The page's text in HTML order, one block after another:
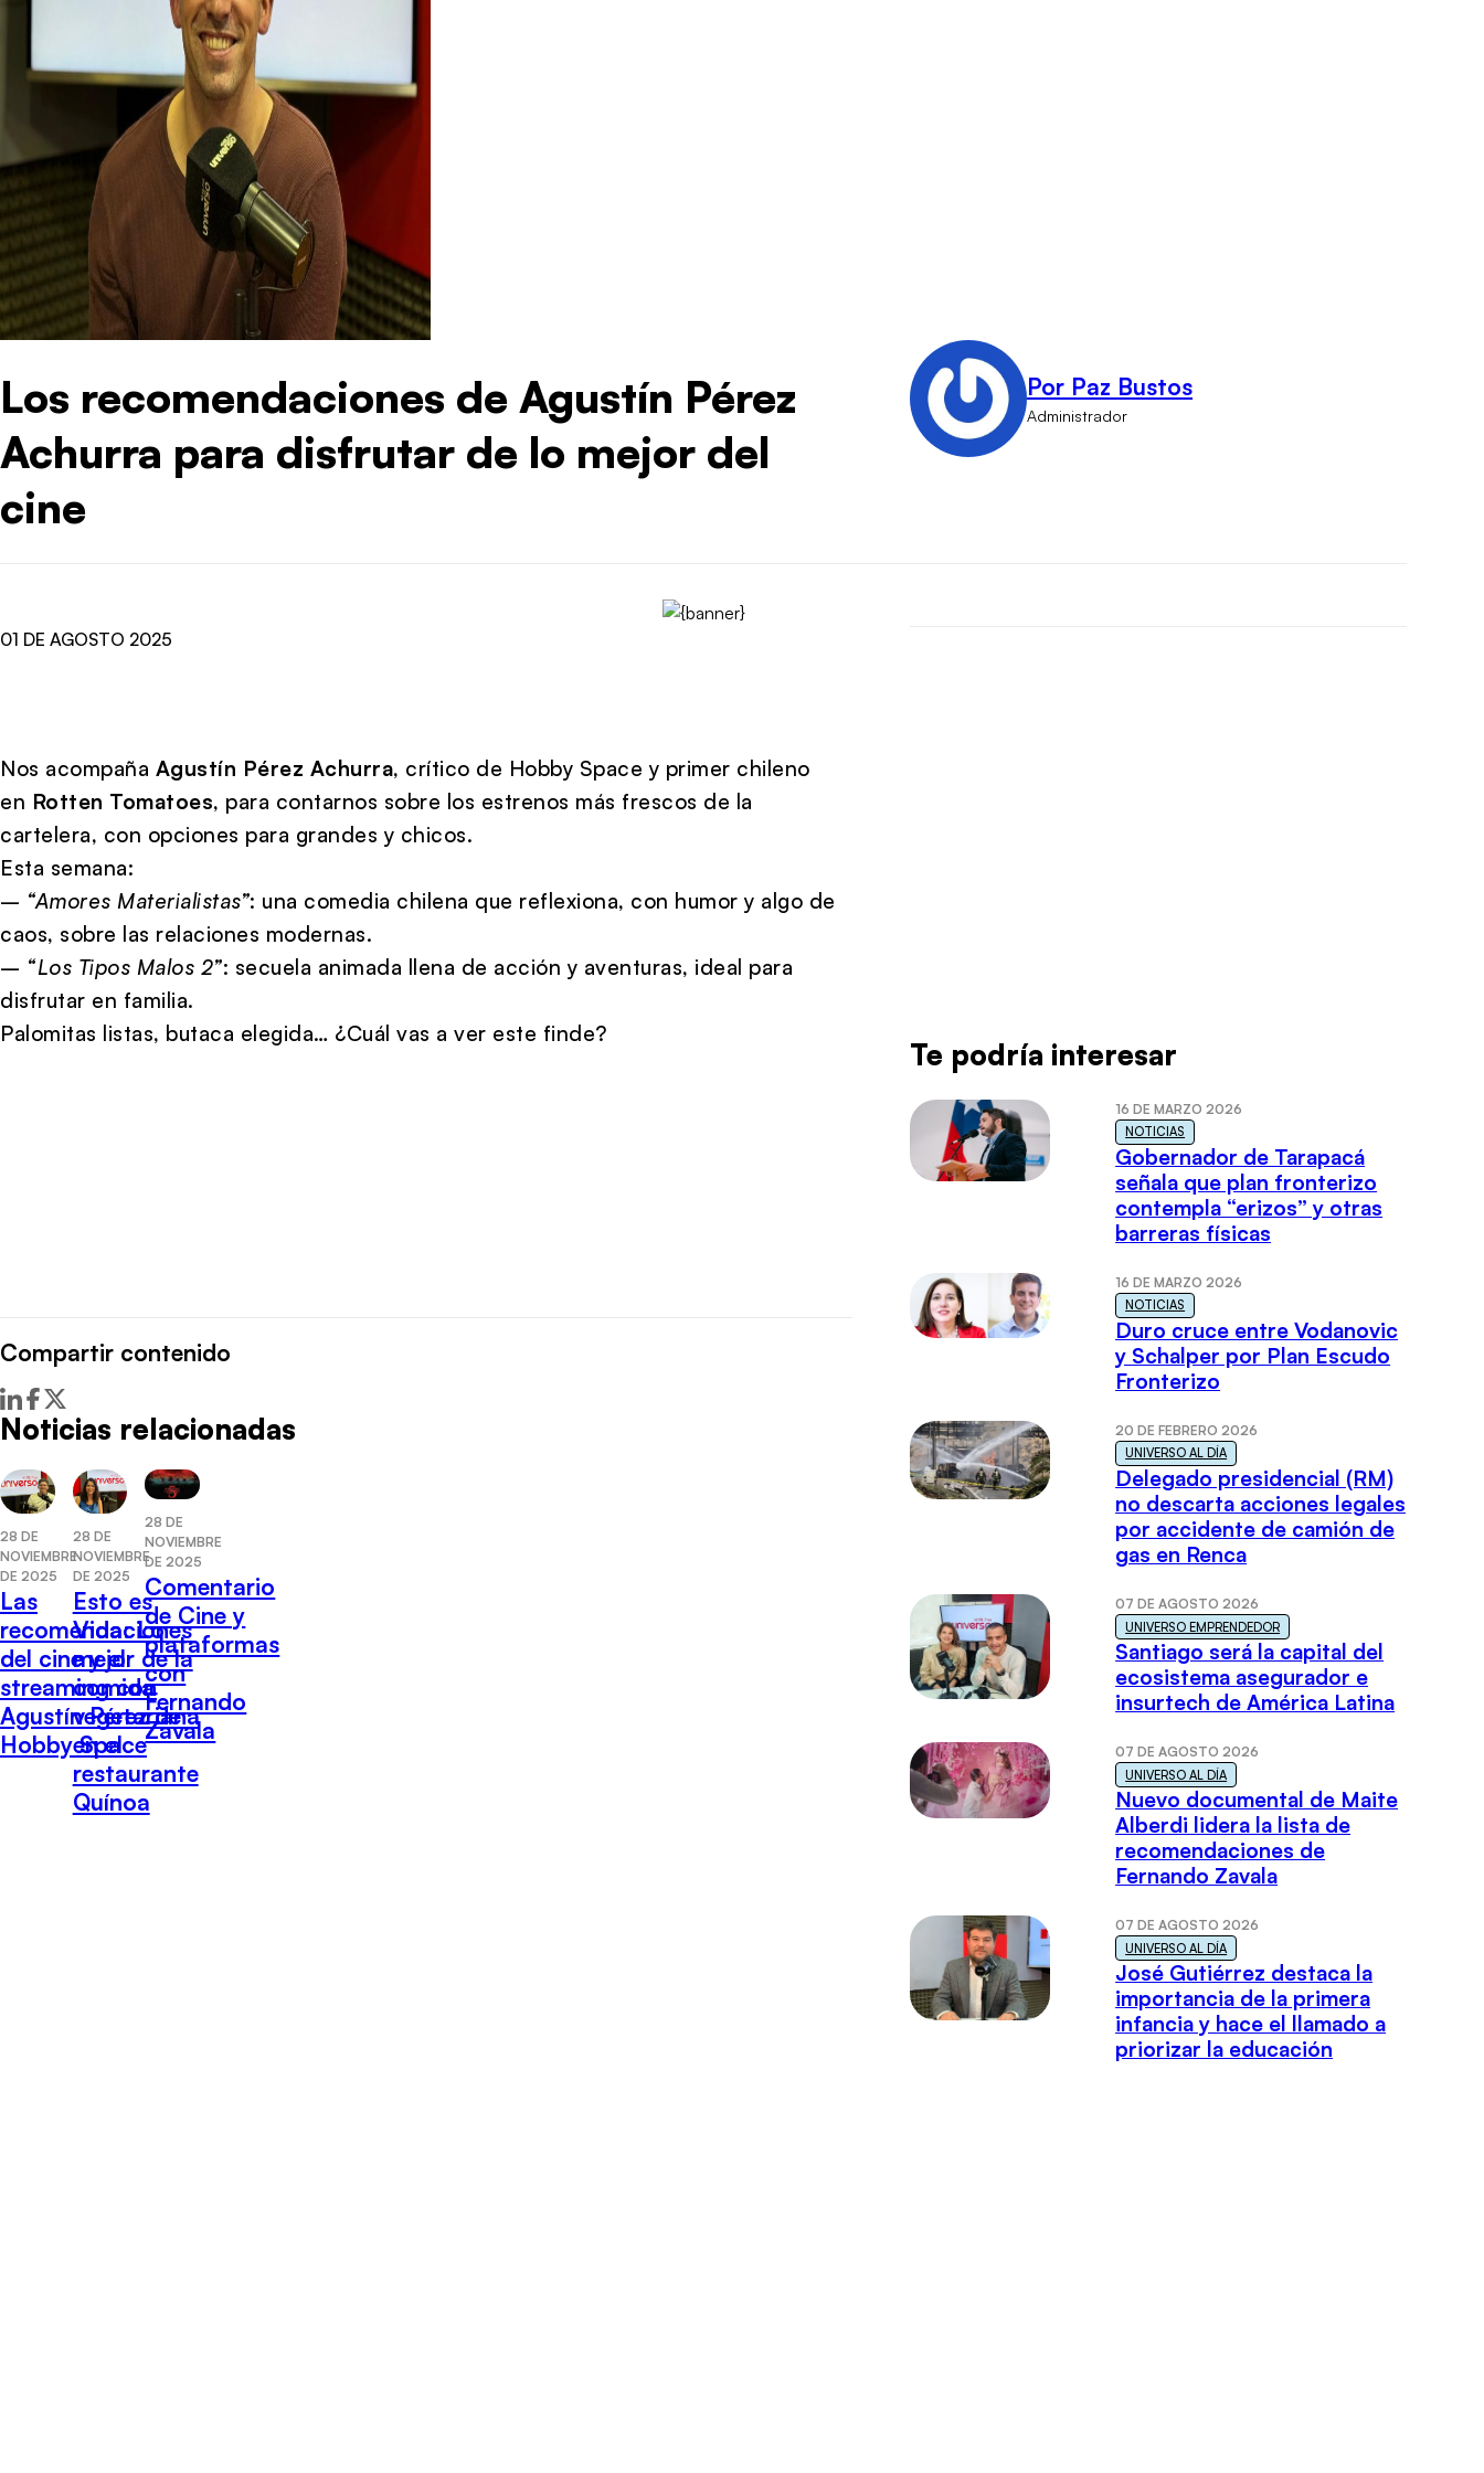
Los recomendaciones de Agustín Pérez
Achurra para disfrutar de lo mejor del
cine
Por Paz Bustos
Administrador
01 DE AGOSTO 2025
Nos acompaña Agustín Pérez Achurra, crítico de Hobby Space y primer chileno
en Rotten Tomatoes, para contarnos sobre los estrenos más frescos de la
cartelera, con opciones para grandes y chicos.
Esta semana:
– “Amores Materialistas”: una comedia chilena que reflexiona, con humor y algo de
caos, sobre las relaciones modernas.
– “Los Tipos Malos 2”: secuela animada llena de acción y aventuras, ideal para
disfrutar en familia.
Palomitas listas, butaca elegida… ¿Cuál vas a ver este finde?
Compartir contenido
Noticias relacionadas
28 DE
NOVIEMBRE
DE 2025
Las
recomendaciones
del cine y el
streaming con
Agustín Pérez de
Hobby Space
28 DE
NOVIEMBRE
DE 2025
Esto es
Vida: Lo
mejor de la
comida
vegetariana
en el
restaurante
Quínoa
28 DE
NOVIEMBRE
DE 2025
Comentario
de Cine y
plataformas
con
Fernando
Zavala
Te podría interesar
16 DE MARZO 2026
NOTICIAS
Gobernador de Tarapacá
señala que plan fronterizo
contempla “erizos” y otras
barreras físicas
16 DE MARZO 2026
NOTICIAS
Duro cruce entre Vodanovic
y Schalper por Plan Escudo
Fronterizo
20 DE FEBRERO 2026
UNIVERSO AL DÍA
Delegado presidencial (RM)
no descarta acciones legales
por accidente de camión de
gas en Renca
07 DE AGOSTO 2026
UNIVERSO EMPRENDEDOR
Santiago será la capital del
ecosistema asegurador e
insurtech de América Latina
07 DE AGOSTO 2026
UNIVERSO AL DÍA
Nuevo documental de Maite
Alberdi lidera la lista de
recomendaciones de
Fernando Zavala
07 DE AGOSTO 2026
UNIVERSO AL DÍA
José Gutiérrez destaca la
importancia de la primera
infancia y hace el llamado a
priorizar la educación